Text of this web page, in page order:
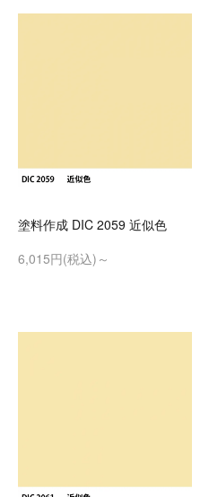
塗料作成 DIC 2059 近似色
6,015円(税込)～